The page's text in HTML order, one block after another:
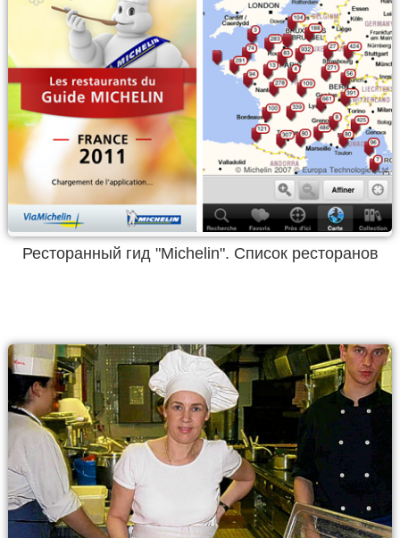
Ресторанный гид "Michelin". Список ресторанов